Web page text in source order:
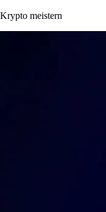
Krypto meistern